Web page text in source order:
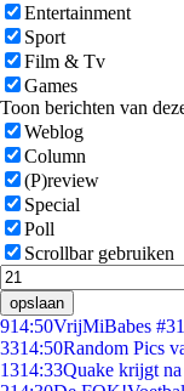
Entertainment
Sport
Film & Tv
Games
Toon berichten van
Weblog
Column
(P)review
Special
Poll
Scrollbar gebruiken
opslaan
914:50VrijMiBabes
3314:50Random Pics
1314:33Quake krijgt